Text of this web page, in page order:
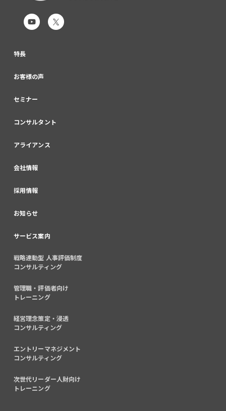
特長
お客様の声
セミナー
コンサルタント
アライアンス
会社情報
採用情報
お知らせ
サービス案内
戦略連動型 人事評価制度
コンサルティング
管理職・評価者向け
トレーニング
経営理念策定・浸透
コンサルティング
エントリーマネジメント
コンサルティング
次世代リーダー人財向け
トレーニング